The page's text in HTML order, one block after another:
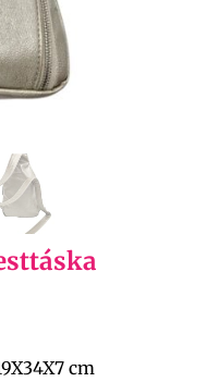
cm